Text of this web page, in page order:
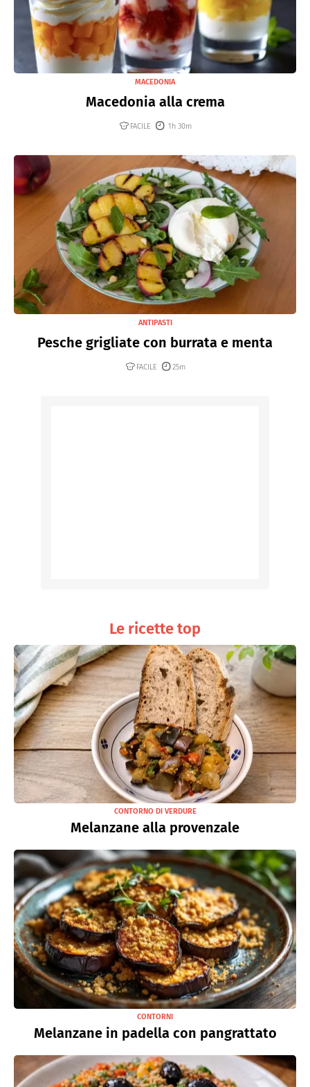
MACEDONIA
Macedonia alla crema
FACILE 1h 30m
ANTIPASTI
Pesche grigliate con burrata e menta
FACILE 25m
Le ricette top
CONTORNO DI VERDURE
Melanzane alla provenzale
CONTORNI
Melanzane in padella con pangrattato